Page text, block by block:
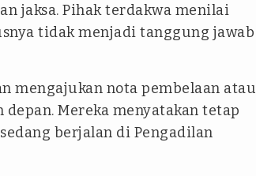
jaksa. Pihak terdakwa menilai
tidak menjadi tanggung jawab
mengajukan nota pembelaan atau
Mereka menyatakan tetap
berjalan di Pengadilan